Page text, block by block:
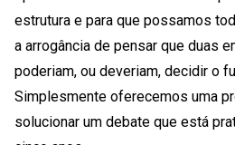
estrutura e para que possamos
a arrogância de pensar que duas
poderiam, ou deveriam, decidir o
Simplesmente oferecemos uma
solucionar um debate que está